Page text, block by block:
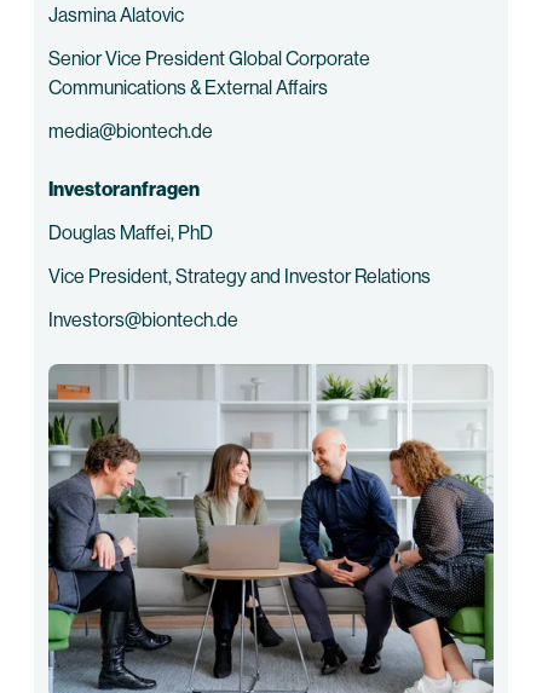
Jasmina Alatovic
Senior Vice President Global Corporate
Communications & External Affairs
media@biontech.de
Investoranfragen
Douglas Maffei, PhD
Vice President, Strategy and Investor Relations
Investors@biontech.de